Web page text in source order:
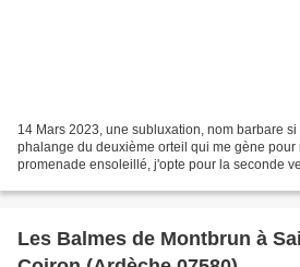
14 Mars 2023, une subluxation, nom barbare
phalange du deuxième orteil qui me gène pour
promenade ensoleillé, j'opte pour la seconde
Les Balmes de Montbrun à